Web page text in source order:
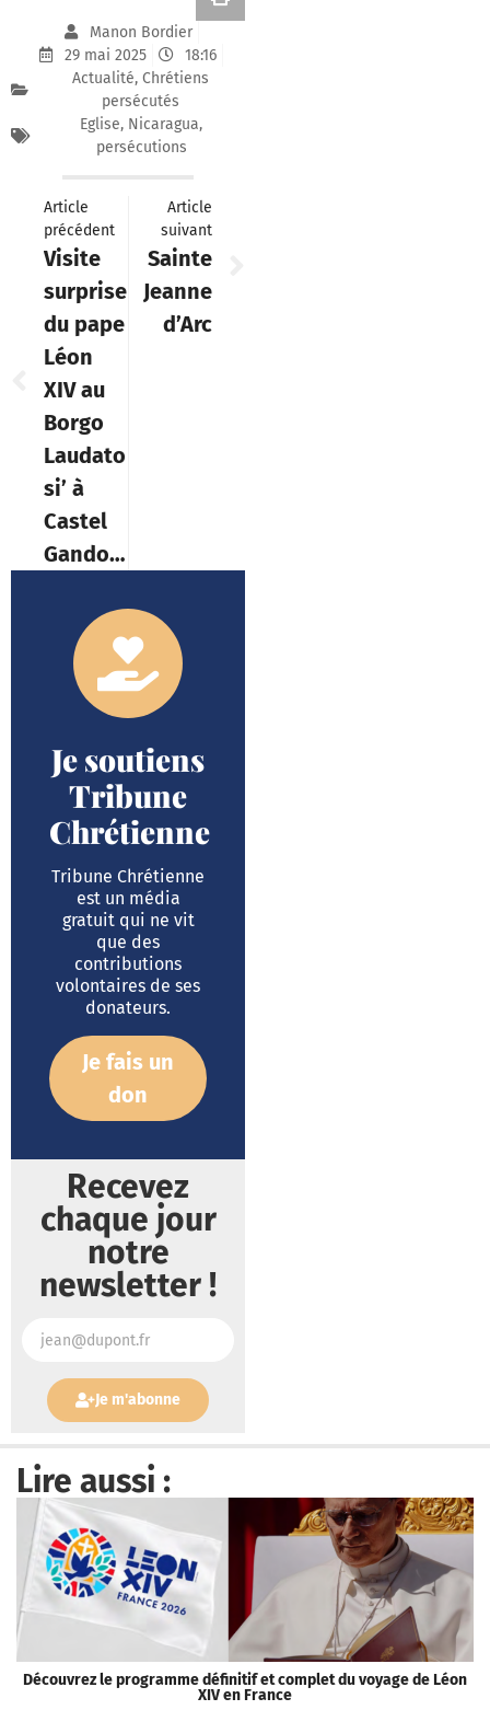
Manon Bordier
29 mai 2025
18:16
Actualité, Chrétiens
persécutés
Eglise, Nicaragua,
persécutions
Article
précédent
Visite
surprise
du pape
Léon
XIV au
Borgo
Laudato
si’ à
Castel
Gandolfo
Article
suivant
Sainte
Jeanne
d’Arc
Je soutiens
Tribune
Chrétienne
Tribune Chrétienne
est un média
gratuit qui ne vit
que des
contributions
volontaires de ses
donateurs.
Je fais un
don
Recevez
chaque jour
notre
newsletter !
Je m'abonne
Lire aussi :
Découvrez le programme définitif et complet du voyage de Léon
XIV en France